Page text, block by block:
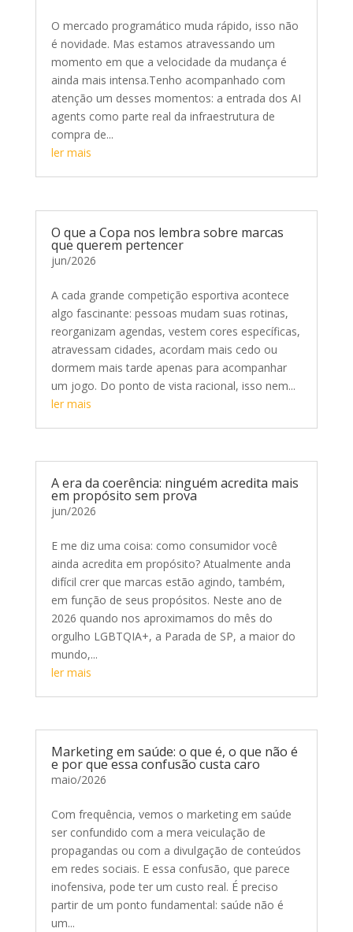
O mercado programático muda rápido, isso não
é novidade. Mas estamos atravessando um
momento em que a velocidade da mudança é
ainda mais intensa.Tenho acompanhado com
atenção um desses momentos: a entrada dos AI
agents como parte real da infraestrutura de
compra de...
ler mais
O que a Copa nos lembra sobre marcas
que querem pertencer
jun/2026
A cada grande competição esportiva acontece
algo fascinante: pessoas mudam suas rotinas,
reorganizam agendas, vestem cores específicas,
atravessam cidades, acordam mais cedo ou
dormem mais tarde apenas para acompanhar
um jogo. Do ponto de vista racional, isso nem...
ler mais
A era da coerência: ninguém acredita mais
em propósito sem prova
jun/2026
E me diz uma coisa: como consumidor você
ainda acredita em propósito? Atualmente anda
difícil crer que marcas estão agindo, também,
em função de seus propósitos. Neste ano de
2026 quando nos aproximamos do mês do
orgulho LGBTQIA+, a Parada de SP, a maior do
mundo,...
ler mais
Marketing em saúde: o que é, o que não é
e por que essa confusão custa caro
maio/2026
Com frequência, vemos o marketing em saúde
ser confundido com a mera veiculação de
propagandas ou com a divulgação de conteúdos
em redes sociais. E essa confusão, que parece
inofensiva, pode ter um custo real. É preciso
partir de um ponto fundamental: saúde não é
um...